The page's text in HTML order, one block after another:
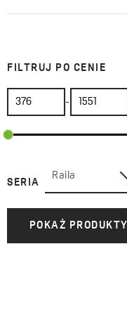
FILTRUJ PO CENIE
-
SERIA
Raila
POKAŻ PRODUKTY